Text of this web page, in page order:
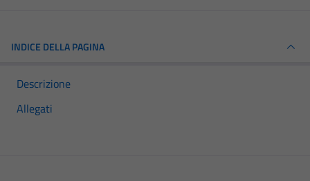
INDICE DELLA PAGINA
Descrizione
Allegati